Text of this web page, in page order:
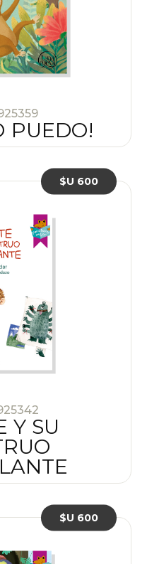
PUEDO!
Y SU
$U 600
$U 600